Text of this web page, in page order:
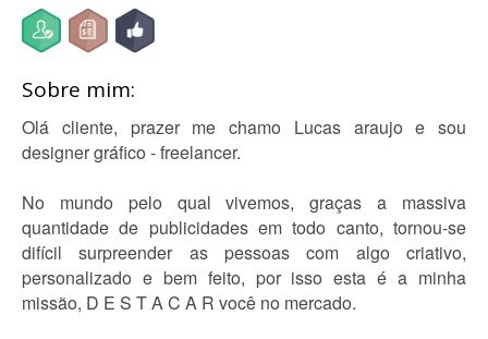
Sobre mim:
Olá cliente, prazer me chamo Lucas araujo e sou
designer gráfico - freelancer.
No mundo pelo qual vivemos, graças a massiva
quantidade de publicidades em todo canto, tornou-se
difícil surpreender as pessoas com algo criativo,
personalizado e bem feito, por isso esta é a minha
missão, D E S T A C A R você no mercado.